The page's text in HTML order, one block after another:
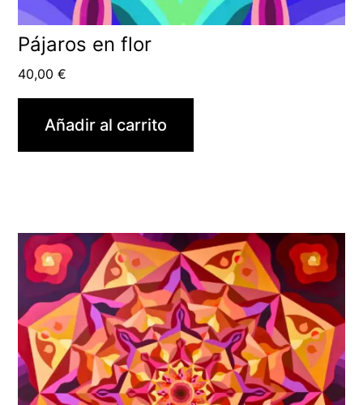
Pájaros en flor
40,00€
Añadir al carrito